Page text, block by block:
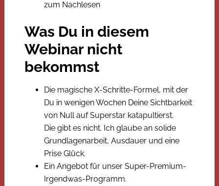
zum Nachlesen
Was Du in diesem
Webinar nicht
bekommst
Die magische X-Schritte-Formel, mit der
Du in wenigen Wochen Deine Sichtbarkeit
von Null auf Superstar katapultierst.
Die gibt es nicht. Ich glaube an solide
Grundlagenarbeit, Ausdauer und eine
Prise Glück.
Ein Angebot für unser Super-Premium-
Irgendwas-Programm.